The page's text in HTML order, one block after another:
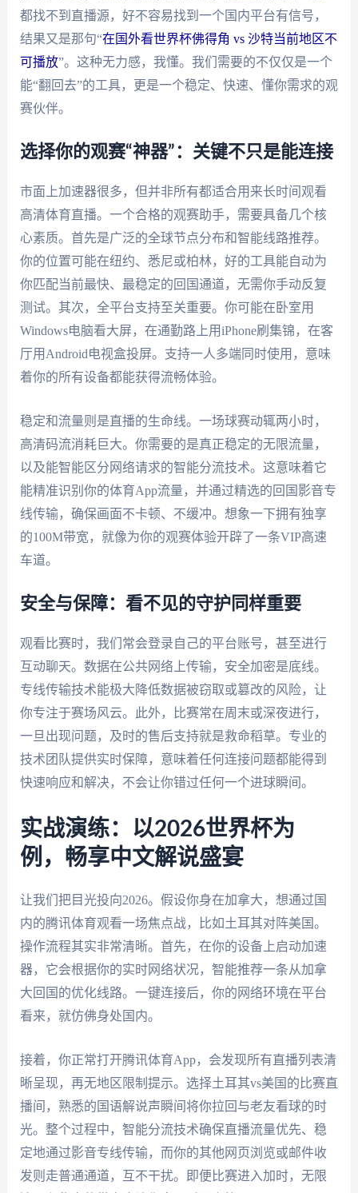
都找不到直播源，好不容易找到一个国内平台有信号，
结果又是那句“在国外看世界杯佛得角 vs 沙特当前地区不
可播放”。这种无力感，我懂。我们需要的不仅仅是一个
能“翻回去”的工具，更是一个稳定、快速、懂你需求的观
赛伙伴。
选择你的观赛“神器”：关键不只是能连接
市面上加速器很多，但并非所有都适合用来长时间观看
高清体育直播。一个合格的观赛助手，需要具备几个核
心素质。首先是广泛的全球节点分布和智能线路推荐。
你的位置可能在纽约、悉尼或柏林，好的工具能自动为
你匹配当前最快、最稳定的回国通道，无需你手动反复
测试。其次，全平台支持至关重要。你可能在卧室用
Windows电脑看大屏，在通勤路上用iPhone刷集锦，在客
厅用Android电视盒投屏。支持一人多端同时使用，意味
着你的所有设备都能获得流畅体验。
稳定和流量则是直播的生命线。一场球赛动辄两小时，
高清码流消耗巨大。你需要的是真正稳定的无限流量，
以及能智能区分网络请求的智能分流技术。这意味着它
能精准识别你的体育App流量，并通过精选的回国影音专
线传输，确保画面不卡顿、不缓冲。想象一下拥有独享
的100M带宽，就像为你的观赛体验开辟了一条VIP高速
车道。
安全与保障：看不见的守护同样重要
观看比赛时，我们常会登录自己的平台账号，甚至进行
互动聊天。数据在公共网络上传输，安全加密是底线。
专线传输技术能极大降低数据被窃取或篡改的风险，让
你专注于赛场风云。此外，比赛常在周末或深夜进行，
一旦出现问题，及时的售后支持就是救命稻草。专业的
技术团队提供实时保障，意味着任何连接问题都能得到
快速响应和解决，不会让你错过任何一个进球瞬间。
实战演练：以2026世界杯为
例，畅享中文解说盛宴
让我们把目光投向2026。假设你身在加拿大，想通过国
内的腾讯体育观看一场焦点战，比如土耳其对阵美国。
操作流程其实非常清晰。首先，在你的设备上启动加速
器，它会根据你的实时网络状况，智能推荐一条从加拿
大回国的优化线路。一键连接后，你的网络环境在平台
看来，就仿佛身处国内。
接着，你正常打开腾讯体育App，会发现所有直播列表清
晰呈现，再无地区限制提示。选择土耳其vs美国的比赛直
播间，熟悉的国语解说声瞬间将你拉回与老友看球的时
光。整个过程中，智能分流技术确保直播流量优先、稳
定地通过影音专线传输，而你的其他网页浏览或邮件收
发则走普通通道，互不干扰。即便比赛进入加时，无限